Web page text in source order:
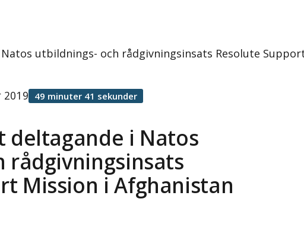
utbildnings- och rådgivningsinsats Resolute
deltagande i Natos
rådgivningsinsats
Mission i Afghanistan
2019 49 minuter 41 sekunder